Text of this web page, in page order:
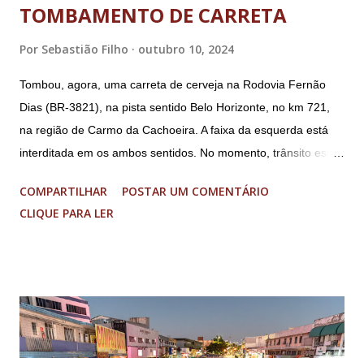
Segurança Institucional (GSI); o tenente-coronel Mauro Cid,
Sérgio Nogueira, ex-ministro da Defesa; e o general da
reserva Walter Braga Netto, ex-ministro da Casa Civil e da
Defesa. A acusação envolveu os crimes de tentativa de
abolição violenta do Estado Democrático de Direito, golpe de
TOMBAMENTO DE CARRETA
Por Sebastião Filho outubro 10, 2024
Tombou, agora, uma carreta de cerveja na Rodovia Fernão
Dias (BR-3821), na pista sentido Belo Horizonte, no km 721,
na região de Carmo da Cachoeira. A faixa da esquerda está
interditada em os ambos sentidos. No momento, trânsito está
Imagens @transitofernaodias *Por Sebastião Filho
COMPARTILHAR
POSTAR UM COMENTÁRIO
CLIQUE PARA LER